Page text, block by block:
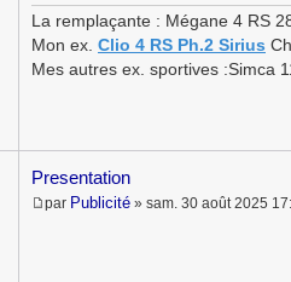
La remplaçante : Mégane 4 RS
Mon ex. Clio 4 RS Ph.2 Sirius
Mes autres ex. sportives :Simca
Presentation
M
par Publicité » sam. 30 août 2025